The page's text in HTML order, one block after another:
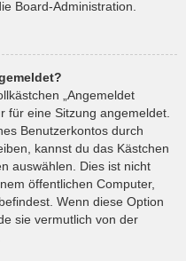
Board-Administration.
„Angemeldet
für eine Sitzung angemeldet.
Benutzerkontos durch
kannst du das Kästchen
auswählen. Dies ist nicht
öffentlichen Computer,
Wenn diese Option
sie vermutlich von der